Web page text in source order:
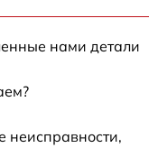
нами детали
неисправности,